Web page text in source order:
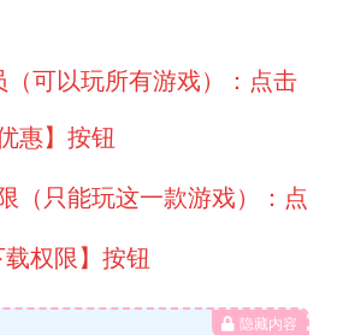
（可以玩所有游戏）：点击
惠】按钮
（只能玩这一款游戏）：点
权限】按钮
隐藏内容